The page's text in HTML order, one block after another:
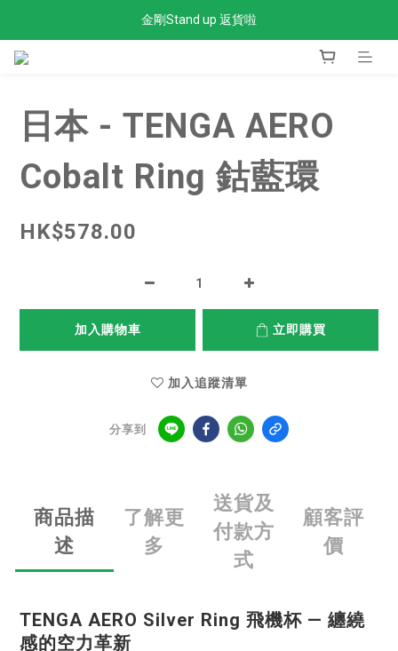
全單滿$300免運費
金剛Stand up 返貨啦
日本 - TENGA AERO
Cobalt Ring 鈷藍環
HK$578.00
加入購物車 立即購買
加入追蹤清單
分享到
商品描
述
了解更
多
送貨及
付款方
式
顧客評
價
TENGA AERO Silver Ring 飛機杯 — 纏繞
感的空力革新